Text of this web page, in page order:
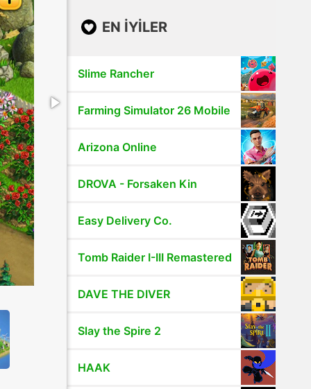
EN IYILER
Slime Rancher
Farming Simulator 26 Mobile
Arizona Online
DROVA - Forsaken Kin
Easy Delivery Co.
Tomb Raider I-III Remastered
DAVE THE DIVER
Slay the Spire 2
HAAK